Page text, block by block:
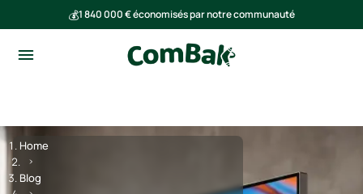
💰1 840 000 € économisés par notre communauté
Home
Blog